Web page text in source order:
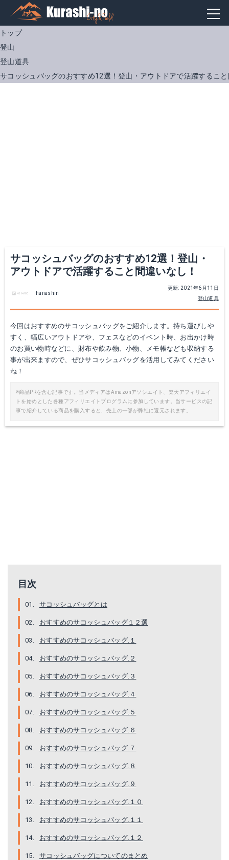
トップ
登山
登山道具
サコッシュバッグのおすすめ12選！登山・アウトドアで活躍するこ
サコッシュバッグのおすすめ12選！登山・
アウトドアで活躍すること間違いなし！
更新: 2021年6月11日
登山道具
hanashin
今回はおすすめのサコッシュバッグをご紹介します。持ち運びしや
すく、幅広いアウトドアや、フェスなどのイベント時、お出かけ時
のお買い物時などに、財布や飲み物、小物、メモ帳なども収納する
事が出来ますので、ぜひサコッシュバッグを活用してみてください
ね！
※商品PRを含む記事です。当メディアはAmazonアソシエイト、楽天アフィリエイ
トを始めとした各種アフィリエイトプログラムに参加しています。当サービスの記
事で紹介している商品を購入すると、売上の一部が弊社に還元されます。
目次
サコッシュバッグとは
おすすめのサコッシュバッグ１２選
おすすめのサコッシュバッグ.１
おすすめのサコッシュバッグ.２
おすすめのサコッシュバッグ.３
おすすめのサコッシュバッグ.４
おすすめのサコッシュバッグ.５
おすすめのサコッシュバッグ.６
おすすめのサコッシュバッグ.７
おすすめのサコッシュバッグ.８
おすすめのサコッシュバッグ.９
おすすめのサコッシュバッグ.１０
おすすめのサコッシュバッグ.１１
おすすめのサコッシュバッグ.１２
サコッシュバッグについてのまとめ
シャルマントナチュール Vrlro サコッシュ
Amazonで詳細を見る
楽天で詳細を見る
[スラッシャー] THRASHER サコッシュ メンズ レディース 軽量 ショルダーバッグ 斜めがけ バッグ サコッシュバッグ かっこいい THRSG-114
Amazonで詳細を見る